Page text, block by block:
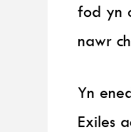
fod yn
nawr
Yn
Exiles